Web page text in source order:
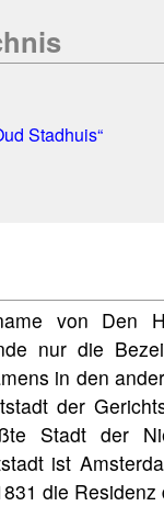
Stadhuis“
von Den
nur die
in den
der
Stadt der
ist
die